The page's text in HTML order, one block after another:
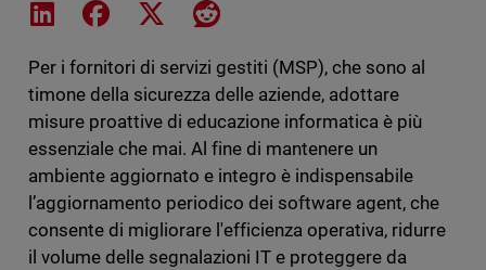
Share on LinkedIn
Share on Facebook
Share on XShare on Reddit
Per i fornitori di servizi gestiti (MSP), che sono al
timone della sicurezza delle aziende, adottare
misure proattive di educazione informatica è più
essenziale che mai. Al fine di mantenere un
ambiente aggiornato e integro è indispensabile
l’aggiornamento periodico dei software agent, che
consente di migliorare l'efficienza operativa, ridurre
il volume delle segnalazioni IT e proteggere da